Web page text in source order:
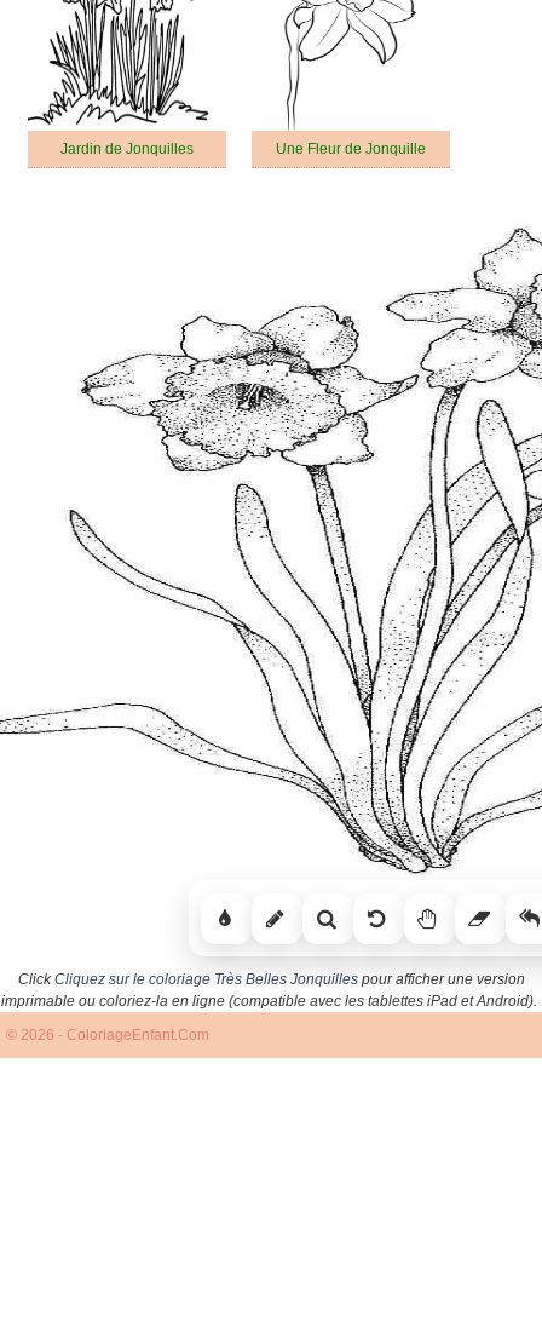
Jardin de Jonquilles Une Fleur de Jonquille
ClickCliquez sur le coloriage Très Belles Jonquillespour afficher une version
imprimable ou coloriez-la en ligne (compatible avec les tablettes iPad et Android).
© 2026 - ColoriageEnfant.Com